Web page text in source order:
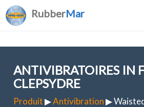
RubberMar
ANTIVIBRATOIRES IN
CLEPSYDRE
Produit▶Antivibration▶